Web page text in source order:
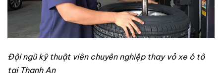
Đội ngũ kỹ thuật viên chuyên nghiệp thay vỏ xe ô tô
tại Thanh An